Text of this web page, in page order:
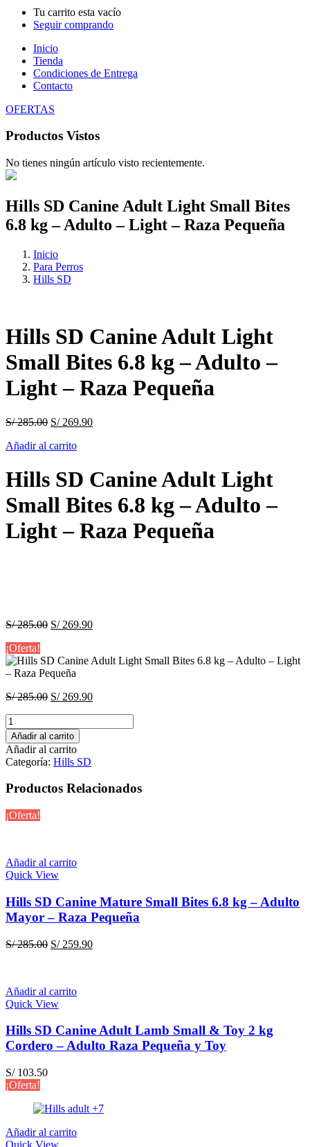
Tu carrito esta vacío
Seguir comprando
Inicio
Tienda
Condiciones de Entrega
Contacto
OFERTAS
Productos Vistos
No tienes ningún artículo visto recientemente.
Hills SD Canine Adult Light Small Bites
6.8 kg – Adulto – Light – Raza Pequeña
Inicio
Para Perros
Hills SD
Hills SD Canine Adult Light
Small Bites 6.8 kg – Adulto –
Light – Raza Pequeña
S/285.00 El
original
S/ 285.00.
S/269.90El
S/ 269.90.
Añadir al carrito
Hills SD Canine Adult Light
Small Bites 6.8 kg – Adulto –
Light – Raza Pequeña
S/285.00 El
era:
S/ 285.00.
S/269.90El
es:
¡Oferta!
S/285.00 El
era:
S/ 285.00.
S/269.90El
Hills
SD
Canine
Adult
Light
Small
Bites
6.8
kg
–
Light
–
Raza
Pequeña
cantidad
Añadir al carrito
Añadir al carrito
Categoría: Hills SD
Productos Relacionados
¡Oferta!
Añadir al carrito
Quick View
Hills SD Canine Mature Small Bites 6.8 kg – Adulto
Mayor – Raza Pequeña
S/285.00 El
S/ 285.00.
S/259.90El
Añadir al carrito
Quick View
Hills SD Canine Adult Lamb Small & Toy 2 kg
Cordero – Adulto Raza Pequeña y Toy
S/103.50
¡Oferta!
Añadir al carrito
Quick View